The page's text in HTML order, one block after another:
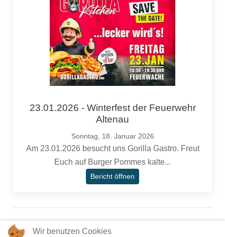
23.01.2026 - Winterfest der Feuerwehr
Altenau
Sonntag, 18. Januar 2026
Am 23.01.2026 besucht uns Gorilla Gastro. Freut
Euch auf Burger Pommes kalte...
Bericht öffnen
Wir benutzen Cookies